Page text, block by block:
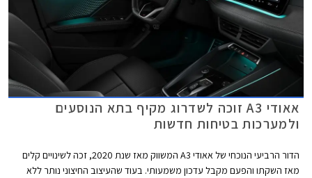
אאודי A3 זוכה לשדרוג מקיף בתא הנוסעים
ולמערכות בטיחות חדשות
הדור הרביעי הנוכחי של אאודי A3 המשווק מאז שנת 2020, זכה לשינויים קלים
מאז השקתו והפעם מקבל עדכון משמעותי. בעוד שהעיצוב החיצוני נותר ללא